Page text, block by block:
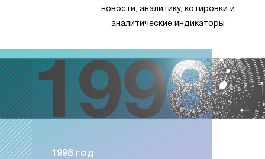
новости, аналитику, котировки и
аналитические индикаторы
1998 год